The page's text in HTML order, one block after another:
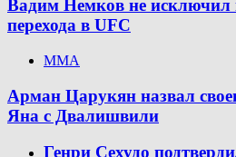
Вадим Немков не исключил
перехода в UFC
ММА
Арман Царукян назвал
Яна с Двалишвили
Генри Сехудо